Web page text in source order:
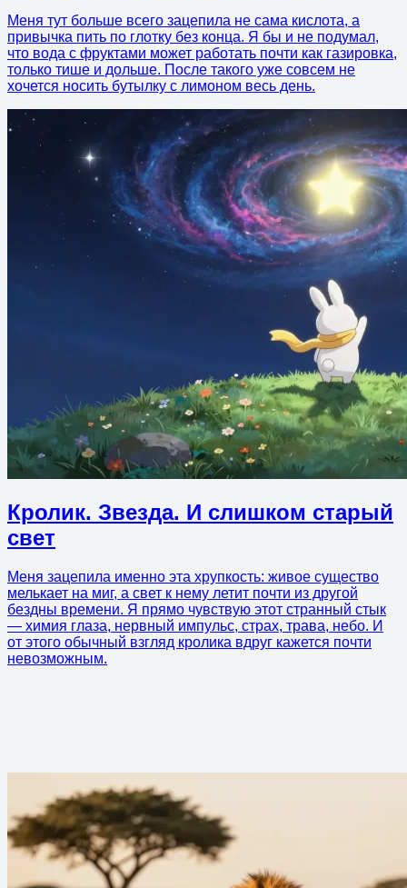
Меня тут больше всего зацепила не сама кислота, а
привычка пить по глотку без конца. Я бы и не подумал,
что вода с фруктами может работать почти как газировка,
только тише и дольше. После такого уже совсем не
хочется носить бутылку с лимоном весь день.
Кролик. Звезда. И слишком старый
свет
Меня зацепила именно эта хрупкость: живое существо
мелькает на миг, а свет к нему летит почти из другой
бездны времени. Я прямо чувствую этот странный стык
— химия глаза, нервный импульс, страх, трава, небо. И
от этого обычный взгляд кролика вдруг кажется почти
невозможным.